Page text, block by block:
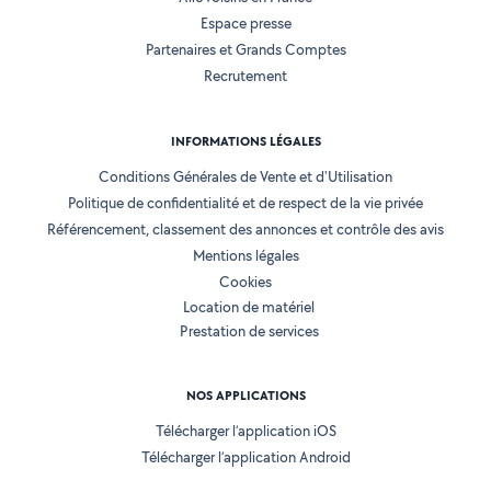
Espace presse
Partenaires et Grands Comptes
Recrutement
INFORMATIONS LÉGALES
Conditions Générales de Vente et d'Utilisation
Politique de confidentialité et de respect de la vie privée
Référencement, classement des annonces et contrôle des avis
Mentions légales
Cookies
Location de matériel
Prestation de services
NOS APPLICATIONS
Télécharger l’application iOS
Télécharger l’application Android